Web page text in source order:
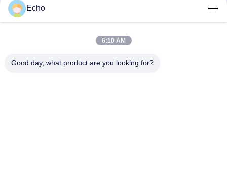
변압기를 위한 UL 인증 전문 연선 삼중 절연 전선 구리 권선 TIW
Echo
6:10 AM
Good day, what product are you looking for?